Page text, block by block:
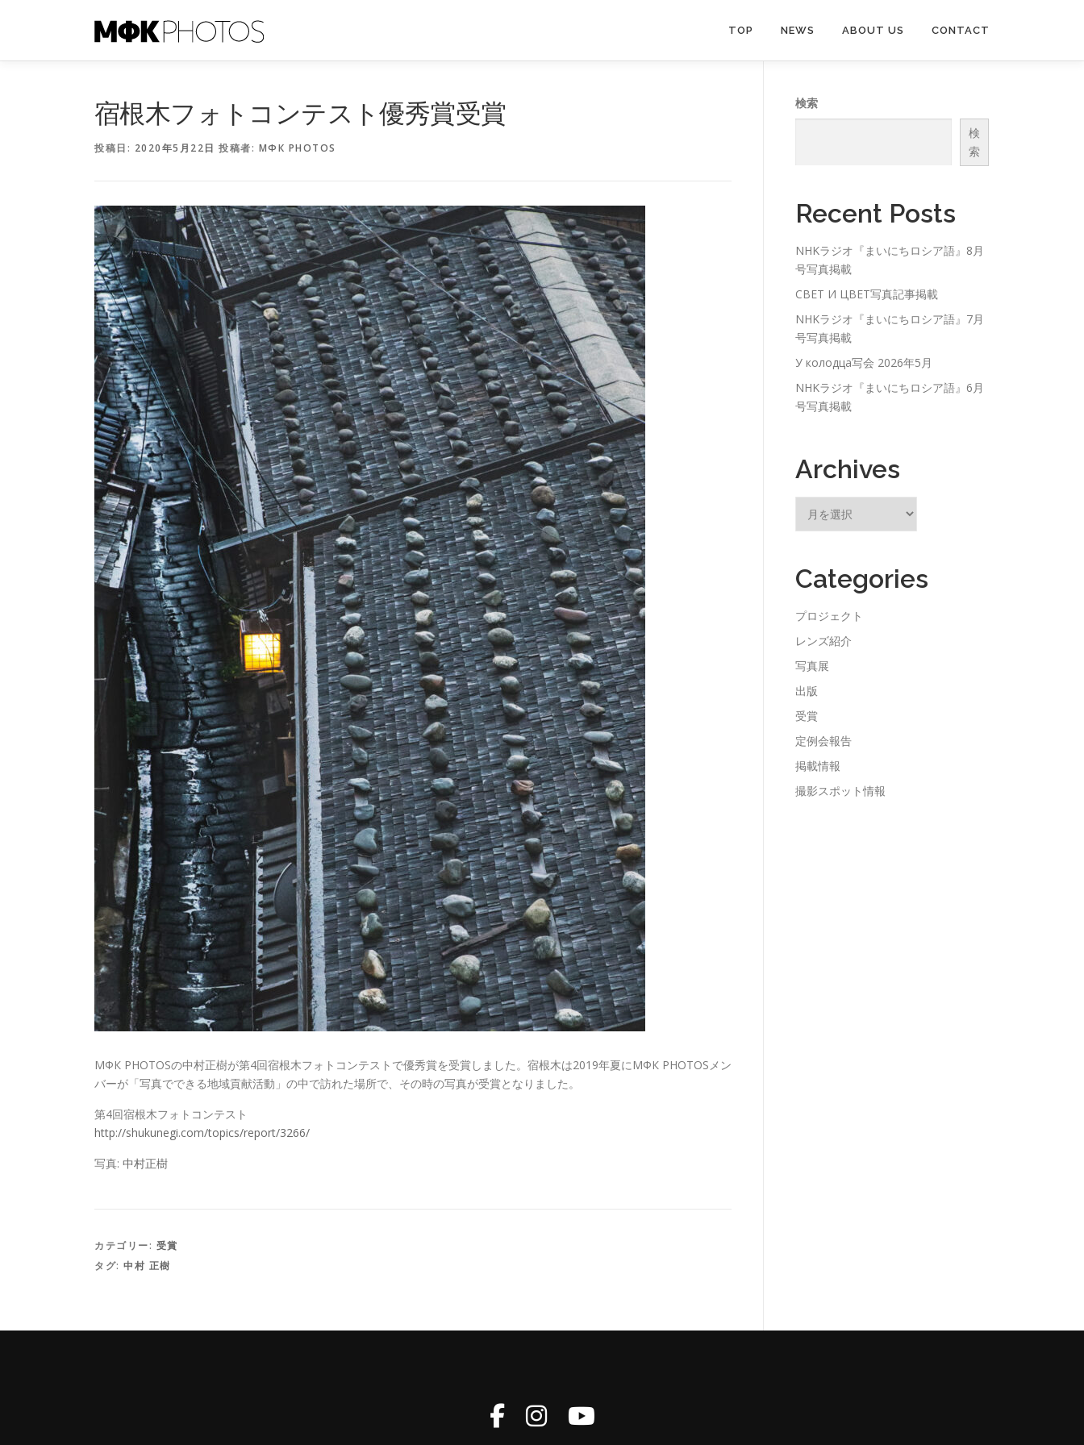
ン
TOP NEWS ABOUT US CONTACT
宿根木フォトコンテスト優秀賞受賞
投稿日: 2020年5月22日 投稿者: МФК PHOTOS
МФК PHOTOSの中村正樹が第4回宿根木フォトコンテストで優秀賞を受賞しました。宿根木は2019年夏にМФК PHOTOSメン
バーが「写真でできる地域貢献活動」の中で訪れた場所で、その時の写真が受賞となりました。
第4回宿根木フォトコンテスト
http://shukunegi.com/topics/report/3266/
写真: 中村正樹
カテゴリー: 受賞
タグ: 中村 正樹
検索
検
索
Recent Posts
NHKラジオ『まいにちロシア語』8月
号写真掲載
СВЕТ И ЦВЕТ写真記事掲載
NHKラジオ『まいにちロシア語』7月
号写真掲載
У колодца写会 2026年5月
NHKラジオ『まいにちロシア語』6月
号写真掲載
Archives
ブ
Categories
プロジェクト
レンズ紹介
写真展
出版
受賞
定例会報告
掲載情報
撮影スポット情報